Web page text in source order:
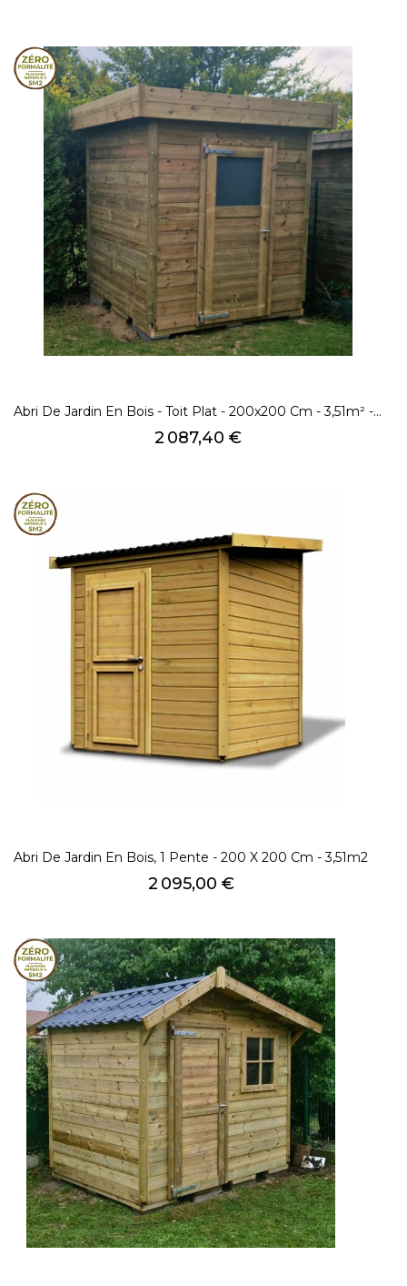
Abri De Jardin En Bois - Toit Plat - 200x200 Cm - 3,51m² -...
Prix
2 087,40 €
Abri De Jardin En Bois, 1 Pente - 200 X 200 Cm - 3,51m2
Prix
2 095,00 €